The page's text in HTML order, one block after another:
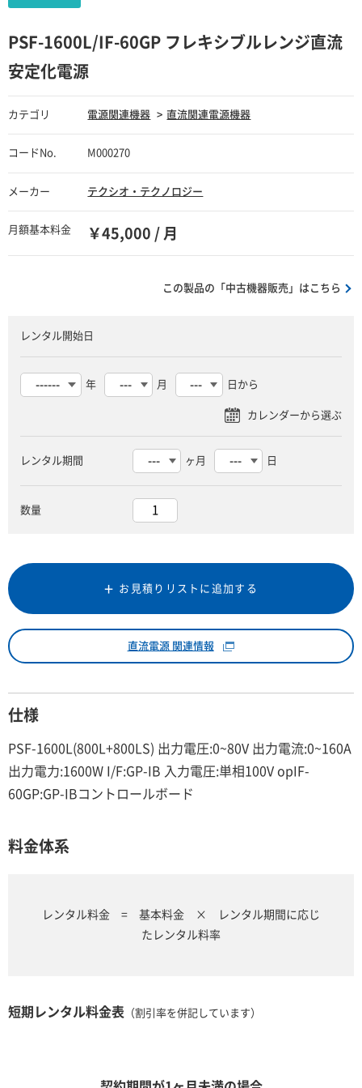
PSF-1600L/IF-60GP フレキシブルレンジ直流
安定化電源
カテゴリ 電源関連機器 直流関連電源機器
コードNo. M000270
メーカー テクシオ・テクノロジー
月額基本料金 ￥45,000 / 月
この製品の「中古機器販売」はこちら
レンタル開始日
年 月 日から
レンタル期間 ヶ月 日
数量
お見積りリストに追加する
直流電源 関連情報
仕様
PSF-1600L(800L+800LS) 出力電圧:0~80V 出力電流:0~160A
出力電力:1600W I/F:GP-IB 入力電圧:単相100V opIF-
60GP:GP-IBコントロールボード
料金体系
レンタル料金 = 基本料金 × レンタル期間に応じ
たレンタル料率
短期レンタル料金表 （割引率を併記しています）